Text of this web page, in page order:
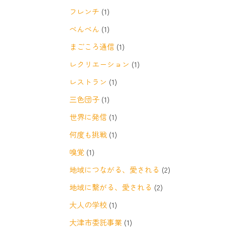
フレンチ (1)
べんべん (1)
まごころ通信 (1)
レクリエーション (1)
レストラン (1)
三色団子 (1)
世界に発信 (1)
何度も挑戦 (1)
嗅覚 (1)
地域につながる、愛される (2)
地域に繋がる、愛される (2)
大人の学校 (1)
大津市委託事業 (1)